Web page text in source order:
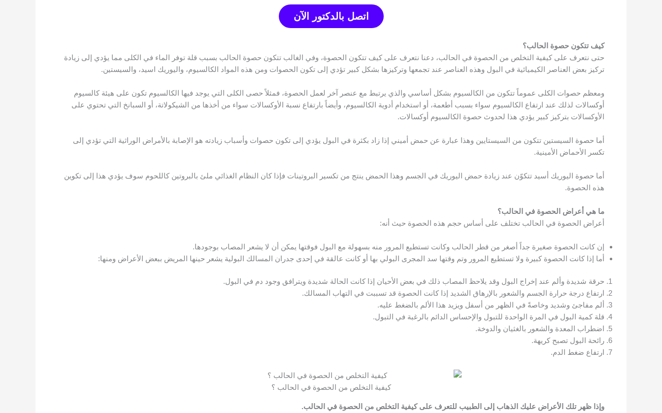
اتصل بالدكتور الآن
كيف تتكون حصوة الحالب؟
حتى نتعرف على كيفية التخلص من الحصوة في الحالب، دعنا نتعرف على كيف تتكون الحصوة، وفي الغالب تتكون حصوة الحالب بسبب قلة توفر الماء في الكلى مما يؤدي إلى زيادة
تركيز بعض العناصر الكيميائية في البول وهذه العناصر عند تجمعها وتركيزها بشكل كبير تؤدي إلى تكون الحصوات ومن هذه المواد الكالسيوم، واليوريك اسيد، والسيستين.
ومعظم حصوات الكلى عموماً تتكون من الكالسيوم بشكل أساسي والذي يرتبط مع عنصر آخر لعمل الحصوة، فمثلاً حصى الكلى التي يوجد فيها الكالسيوم تكون على هيئة كالسيوم
أوكسالات لذلك عند ارتفاع الكالسيوم سواء بسبب أطعمة، أو استخدام أدوية الكالسيوم، وأيضاً بارتفاع نسبة الأوكسالات سواء من أخذها من الشيكولاتة، أو السبانخ التي تحتوي على
الأوكسالات بتركيز كبير يؤدي هذا لحدوث حصوة الكالسيوم أوكسالات.
أما حصوة السيستين تتكون من السيستايين وهذا عبارة عن حمض أميني إذا زاد بكثرة في البول يؤدي إلى تكون حصوات وأسباب زيادته هو الإصابة بالأمراض الوراثية التي تؤدي إلى
تكسر الأحماض الأمينية.
أما حصوة اليوريك أسيد تتكوّن عند زيادة حمض اليوريك في الجسم وهذا الحمض ينتج من تكسير البروتينات فإذا كان النظام الغذائي ملئ بالبروتين كاللحوم سوف يؤدي هذا إلى تكوين
هذه الحصوة.
ما هي أعراض الحصوة في الحالب؟
أعراض الحصوة في الحالب تختلف على أساس حجم هذه الحصوة حيث أنه:
إن كانت الحصوة صغيرة جداً أصغر من قطر الحالب وكانت تستطيع المرور منه بسهولة مع البول فوقتها يمكن أن لا يشعر المصاب بوجودها.
أما إذا كانت الحصوة كبيرة ولا تستطيع المرور وتم وقتها سد المجرى البولي بها أو كانت عالقة في إحدى جدران المسالك البولية يشعر حينها المريض ببعض الأعراض ومنها:
حرقة شديدة وألم عند إخراج البول وقد يلاحظ المصاب ذلك في بعض الأحيان إذا كانت الحالة شديدة ويترافق وجود دم في البول.
ارتفاع درجة حرارة الجسم والشعور بالإرهاق الشديد إذا كانت الحصوة قد تسببت في التهاب المسالك.
ألم مفاجئ وشديد وخاصةً في الظهر من أسفل ويزيد هذا الألم بالضغط عليه.
قلة كمية البول في المرة الواحدة للتبول والإحساس الدائم بالرغبة في التبول.
اضطراب المعدة والشعور بالغثيان والدوخة.
رائحة البول تصبح كريهة.
ارتفاع ضغط الدم.
كيفية التخلص من الحصوة في الحالب ؟
وإذا ظهر تلك الأعراض عليك الذهاب إلى الطبيب للتعرف على كيفية التخلص من الحصوة في الحالب.